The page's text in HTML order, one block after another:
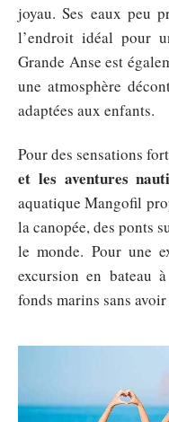
joyau. Ses eaux peu
l’endroit idéal pour
Grande Anse est
une atmosphère
adaptées aux enfants.
Pour des sensations
et les aventures
aquatique Mangofil
la canopée, des ponts
le monde. Pour une
excursion en bateau
fonds marins sans